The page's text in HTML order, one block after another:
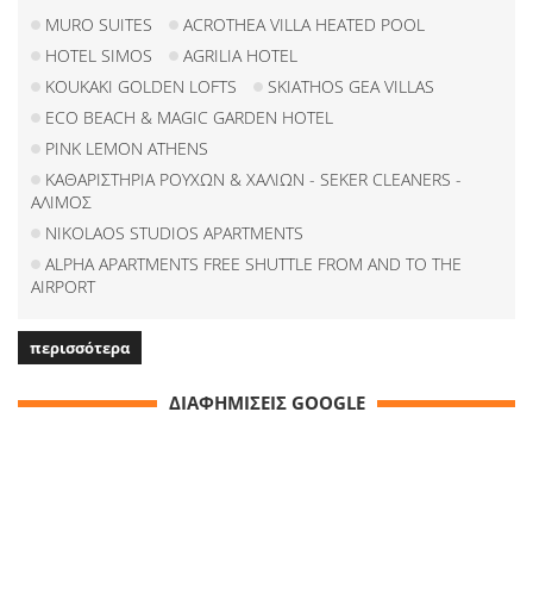
MURO SUITES
ACROTHEA VILLA HEATED POOL
HOTEL SIMOS
AGRILIA HOTEL
KOUKAKI GOLDEN LOFTS
SKIATHOS GEA VILLAS
ECO BEACH & MAGIC GARDEN HOTEL
PINK LEMON ATHENS
ΚΑΘΑΡΙΣΤΗΡΙΑ ΡΟΥΧΩΝ & ΧΑΛΙΩΝ - SEKER CLEANERS -
ΑΛΙΜΟΣ
NIKOLAOS STUDIOS APARTMENTS
ALPHA APARTMENTS FREE SHUTTLE FROM AND TO THE
AIRPORT
περισσότερα
ΔΙΑΦΗΜΙΣΕΙΣ GOOGLE